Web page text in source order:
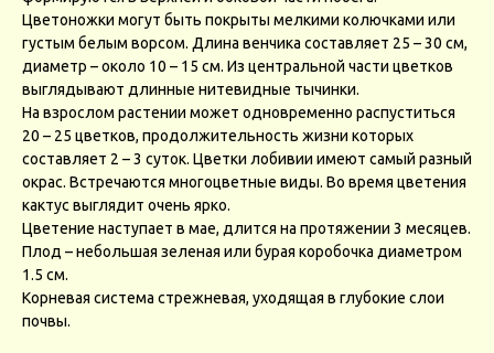
Цветоножки могут быть покрыты мелкими колючками или
густым белым ворсом. Длина венчика составляет 25 – 30 см,
диаметр – около 10 – 15 см. Из центральной части цветков
выглядывают длинные нитевидные тычинки.
На взрослом растении может одновременно распуститься
20 – 25 цветков, продолжительность жизни которых
составляет 2 – 3 суток. Цветки лобивии имеют самый разный
окрас. Встречаются многоцветные виды. Во время цветения
кактус выглядит очень ярко.
Цветение наступает в мае, длится на протяжении 3 месяцев.
Плод – небольшая зеленая или бурая коробочка диаметром
1.5 см.
Корневая система стрежневая, уходящая в глубокие слои
почвы.